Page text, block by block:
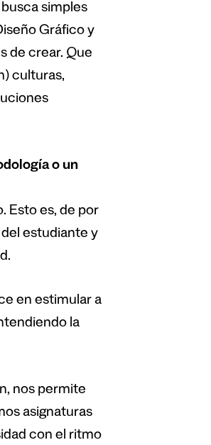
simples
Gráfico y
de crear. Que
culturas,
o un
Esto es, de por
estudiante y
en estimular a
la
nos permite
asignaturas
con el ritmo